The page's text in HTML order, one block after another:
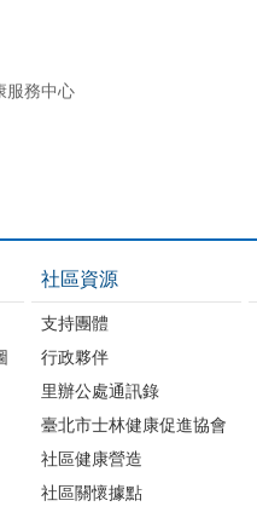
服務中心
社區資源
支持團體
行政夥伴
里辦公處通訊錄
臺北市士林健康促進協會
社區健康營造
社區關懷據點